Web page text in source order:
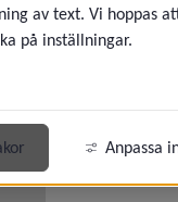
Undermeny för
Undermeny för
av text. Vi hoppas
på inställningar.
Anpassa